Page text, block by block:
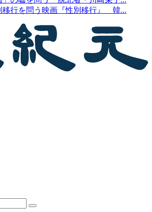
移行を問う映画『性別移行』 韓...